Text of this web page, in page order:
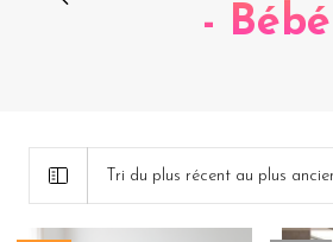
- Bébé
Tri du plus récent au plus